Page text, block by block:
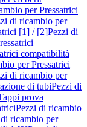
per Pressatrici
di ricambio per
[1] / [2]Pezzi di
compatibilità
per Pressatrici
di ricambio per
di tubiPezzi di
prova
Pezzi di ricambio
ricambio per